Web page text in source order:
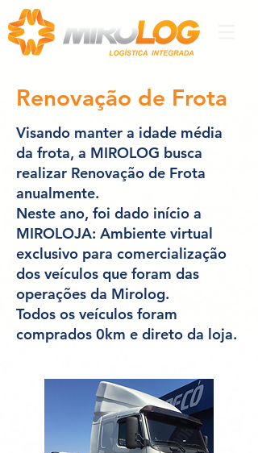
Renovação de Frota
Visando manter a idade média
da frota, a MIROLOG busca
realizar Renovação de Frota
anualmente.
Neste ano, foi dado início a
MIROLOJA: Ambiente virtual
exclusivo para comercialização
dos veículos que foram das
operações da Mirolog.
Todos os veículos foram
comprados 0km e direto da loja.